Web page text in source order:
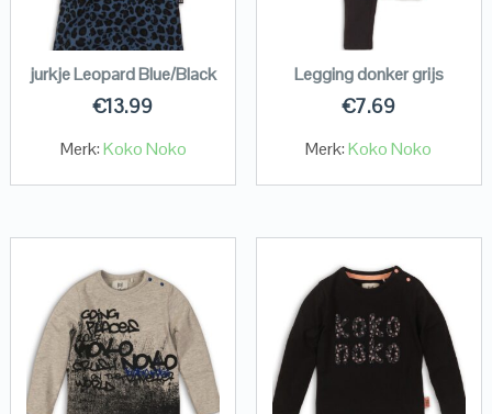
jurkje Leopard Blue/Black
€13.99
Merk:Koko Noko
Legging donker grijs
€7.69
Merk:Koko Noko